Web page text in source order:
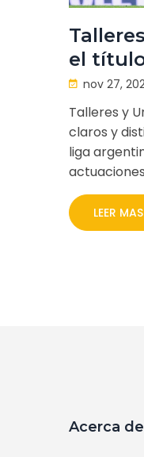
el
copas
nov 27,
Talleres y
claros y
liga
hacerse
En un
clubes
LEER MAS
Acerca de